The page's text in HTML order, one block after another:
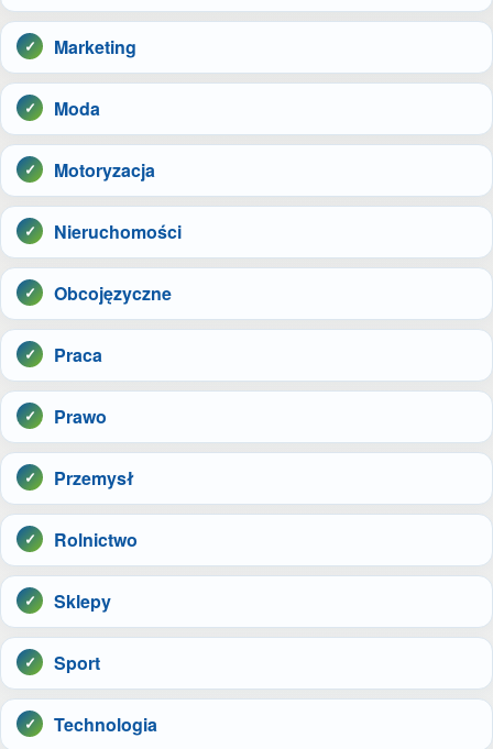
Marketing
Moda
Motoryzacja
Nieruchomości
Obcojęzyczne
Praca
Prawo
Przemysł
Rolnictwo
Sklepy
Sport
Technologia